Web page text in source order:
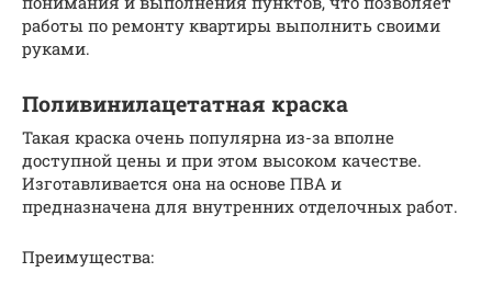
работы по ремонту квартиры выполнить своими
руками.
Поливинилацетатная краска
Такая краска очень популярна из-за вполне
доступной цены и при этом высоком качестве.
Изготавливается она на основе ПВА и
предназначена для внутренних отделочных работ.
Преимущества: